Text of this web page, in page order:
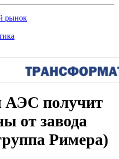
рынок
АЭС получит
от завода
Римера)